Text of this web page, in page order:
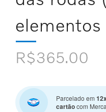
elementos
R$365.00
Parcelado em
cartãocom